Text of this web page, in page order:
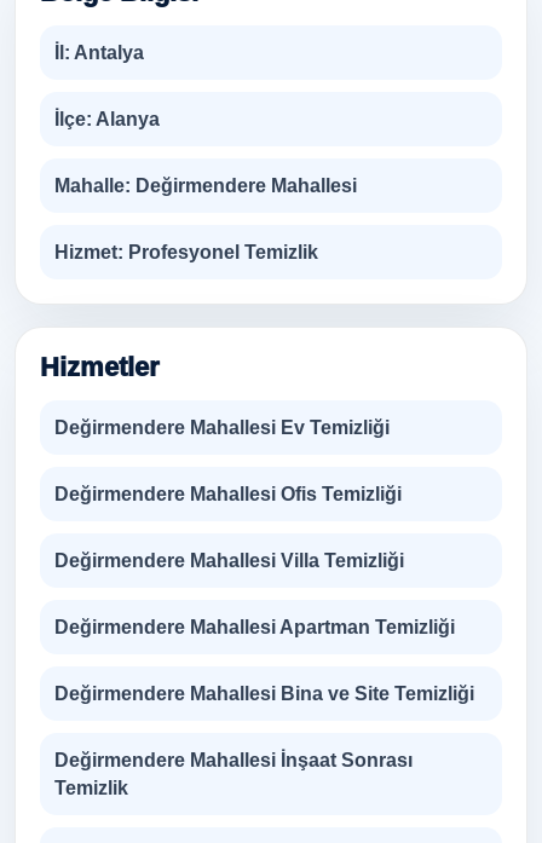
İl: Antalya
İlçe: Alanya
Mahalle: Değirmendere Mahallesi
Hizmet: Profesyonel Temizlik
Hizmetler
Değirmendere Mahallesi Ev Temizliği
Değirmendere Mahallesi Ofis Temizliği
Değirmendere Mahallesi Villa Temizliği
Değirmendere Mahallesi Apartman Temizliği
Değirmendere Mahallesi Bina ve Site Temizliği
Değirmendere Mahallesi İnşaat Sonrası
Temizlik